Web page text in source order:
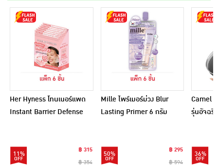
Her Hyness โทนเนอร์แพด
Instant Barrier Defense
11%
฿ 315
฿ 354
Mille ไพร์เมอร์ม่วง Blur
Lasting Primer 6 กรัม
50%
฿ 295
฿ 594
Camel
รุ่นอัจฉริ
36%